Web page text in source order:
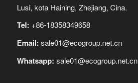
Lusi, kota Haining, Zhejiang, Cina.
Tel: +86-18358349658
Email: sale01@ecogroup.net.cn
Whatsapp: sale01@ecogroup.net.cn